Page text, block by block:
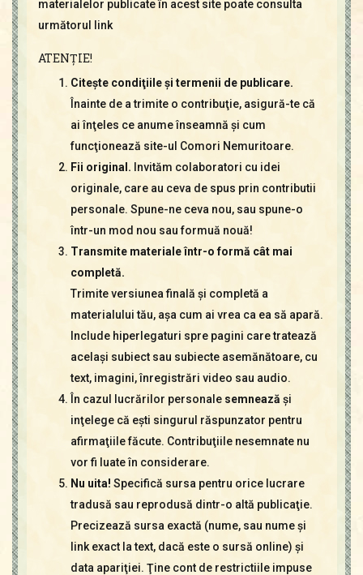
materialelor publicate în acest site poate consulta
următorul link
ATENŢIE!
Citeşte condiţiile şi termenii de publicare.
Înainte de a trimite o contribuţie, asigură-te că
ai înţeles ce anume înseamnă şi cum
funcţionează site-ul Comori Nemuritoare.
Fii original. Invităm colaboratori cu idei
originale, care au ceva de spus prin contributii
personale. Spune-ne ceva nou, sau spune-o
într-un mod nou sau formuă nouă!
Transmite materiale într-o formă cât mai
completă.
Trimite versiunea finală şi completă a
materialului tău, aşa cum ai vrea ca ea să apară.
Include hiperlegaturi spre pagini care tratează
acelaşi subiect sau subiecte asemănătoare, cu
text, imagini, înregistrări video sau audio.
În cazul lucrărilor personale semnează şi
inţelege că eşti singurul răspunzator pentru
afirmaţiile făcute. Contribuţiile nesemnate nu
vor fi luate în considerare.
Nu uita! Specifică sursa pentru orice lucrare
tradusă sau reprodusă dintr-o altă publicaţie.
Precizează sursa exactă (nume, sau nume şi
link exact la text, dacă este o sursă online) şi
data apariţiei. Ţine cont de restrictiile impuse